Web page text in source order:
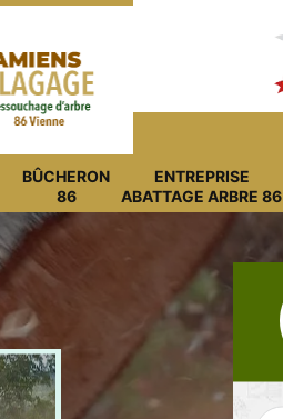
BÛCHERON
86
ENTREPRISE
ABATTAGE ARBRE 86